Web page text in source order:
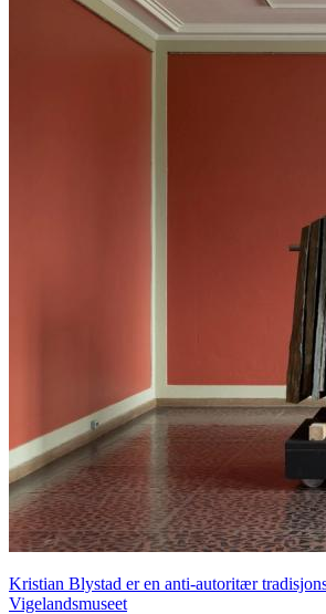
Kristian Blystad er en anti-autoritær
Vigelandsmuseet